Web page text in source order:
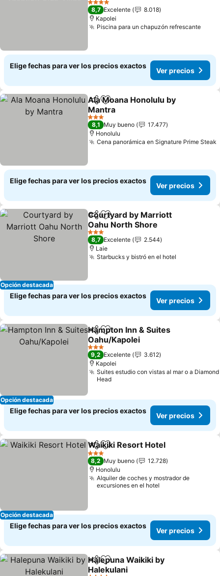
4 Estrellas
8,7 Excelente
8.018
Kapolei
Piscina para un chapuzón refrescante
Elige fechas para ver los precios exactos
Ver precios
CompartirAgregar a favoritos
Ala Moana Honolulu by
Mantra
3 Estrellas
8,1 Muy bueno
17.477
Honolulu
Cena panorámica en Signature Prime Steak
Elige fechas para ver los precios exactos
Ver precios
Opción destacada
CompartirAgregar a favoritos
Courtyard by Marriott
Oahu North Shore
3 Estrellas
8,7 Excelente
2.544
Laie
Starbucks y bistró en el hotel
Elige fechas para ver los precios exactos
Ver precios
Opción destacada
CompartirAgregar a favoritos
Hampton Inn & Suites
Oahu/Kapolei
3 Estrellas
9,2 Excelente
3.612
Kapolei
Suites estudio con vistas al mar o a Diamond
Head
Elige fechas para ver los precios exactos
Ver precios
Opción destacada
CompartirAgregar a favoritos
Waikiki Resort Hotel
3 Estrellas
8,2 Muy bueno
12.728
Honolulu
Alquiler de coches y mostrador de
excursiones en el hotel
Elige fechas para ver los precios exactos
Ver precios
CompartirAgregar a favoritos
Halepuna Waikiki by
Halekulani